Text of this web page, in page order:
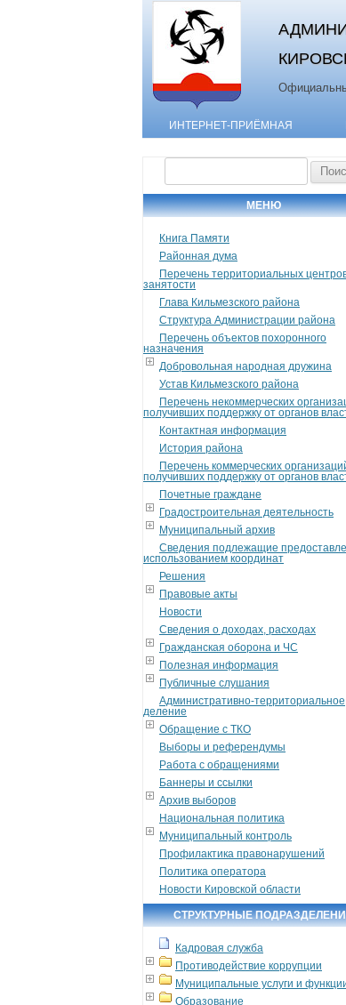
ИНТЕРНЕТ-ПРИЁМНАЯ
МЕНЮ
Книга Памяти
Районная дума
Перечень территориальных
занятости
Глава Кильмезского района
Структура Администрации района
Перечень объектов похоронного
назначения
Добровольная народная дружина
Устав Кильмезского района
Перечень некоммерческих
получивших поддержку от органов
Контактная информация
История района
Перечень коммерческих
получивших поддержку от органов
Почетные граждане
Градостроительная деятельность
Муниципальный архив
Сведения подлежащие
использованием координат
Решения
Правовые акты
Новости
Сведения о доходах, расходах
Гражданская оборона и ЧС
Полезная информация
Публичные слушания
Административно-территориальное
деление
Обращение с ТКО
Выборы и референдумы
Работа с обращениями
Баннеры и ссылки
Архив выборов
Национальная политика
Муниципальный контроль
Профилактика правонарушений
Политика оператора
Новости Кировской области
СТРУКТУРНЫЕ
Кадровая служба
Противодействие коррупции
Муниципальные услуги и
Образование